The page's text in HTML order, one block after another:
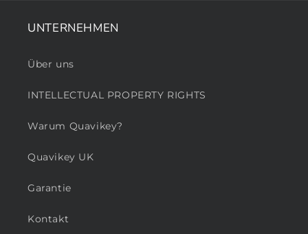
UNTERNEHMEN
Über uns
INTELLECTUAL PROPERTY RIGHTS
Warum Quavikey?
Quavikey UK
Garantie
Kontakt